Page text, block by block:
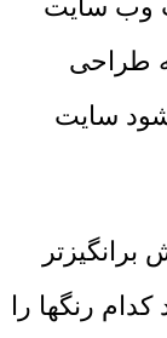
وب سایت
طراحی
شود سایت
رنگها را